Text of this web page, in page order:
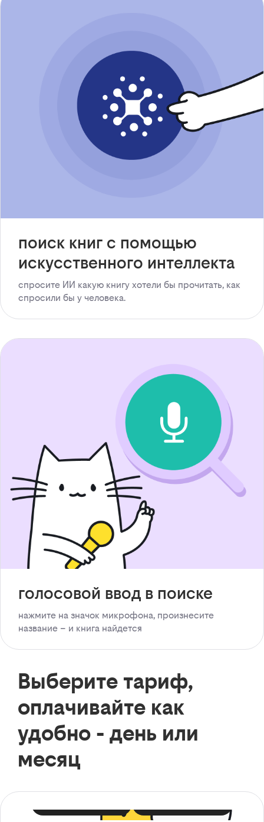
поиск книг с помощью
искусственного интеллекта
спросите ИИ какую книгу хотели бы прочитать, как
спросили бы у человека.
голосовой ввод в поиске
нажмите на значок микрофона, произнесите
название – и книга найдется
Выберите тариф,
оплачивайте как
удобно - день или
месяц